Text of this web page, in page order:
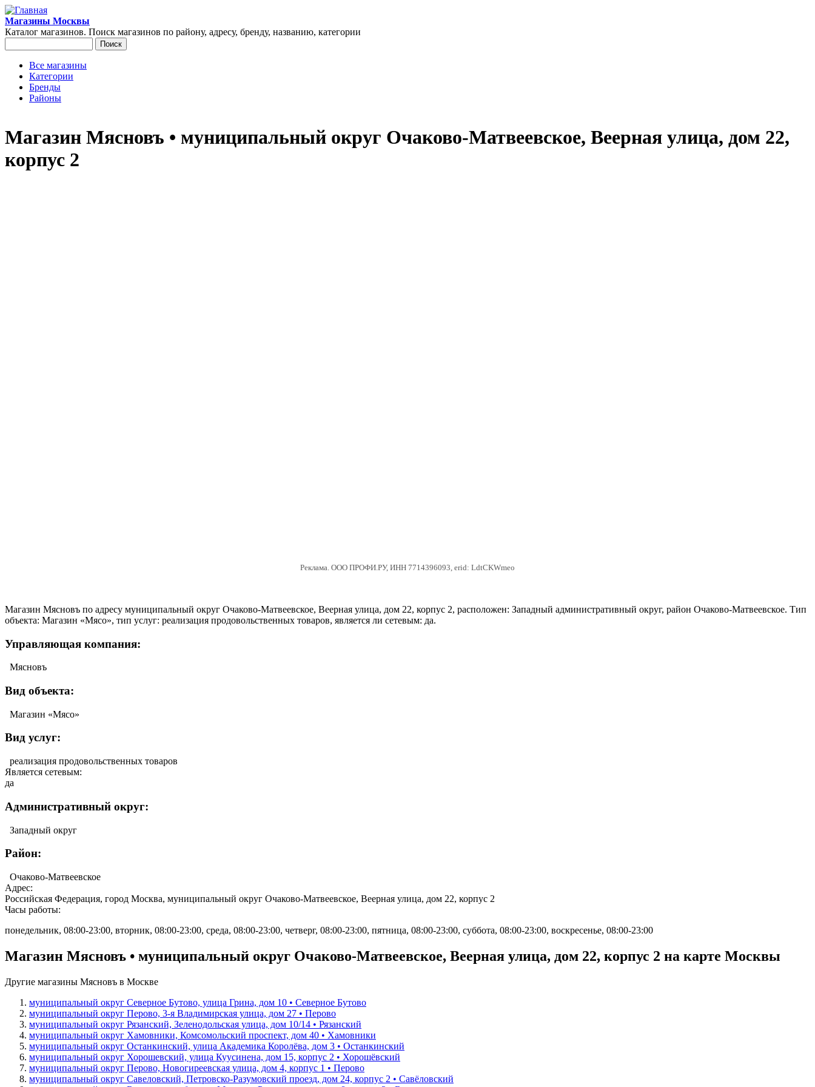
Перейти к основному содержанию
Магазины Москвы
Каталог магазинов. Поиск магазинов по району, адресу, бренду, названию, категории
Главное меню
Все магазины
Категории
Бренды
Районы
Магазин Мясновъ • муниципальный округ Очаково-Матвеевское, Веерная улица, дом 22,
корпус 2
Реклама. ООО ПРОФИ.РУ, ИНН 7714396093, erid: LdtCKWmeo
Магазин Мясновъ по адресу муниципальный округ Очаково-Матвеевское, Веерная улица, дом 22, корпус 2, расположен: Западный административный округ, район Очаково-Матвеевское. Тип
объекта: Магазин «Мясо», тип услуг: реализация продовольственных товаров, является ли сетевым: да.
Управляющая компания:
Мясновъ
Вид объекта:
Магазин «Мясо»
Вид услуг:
реализация продовольственных товаров
Является сетевым:
да
Административный округ:
Западный округ
Район:
Очаково-Матвеевское
Адрес:
Российская Федерация, город Москва, муниципальный округ Очаково-Матвеевское, Веерная улица, дом 22, корпус 2
Часы работы:
понедельник, 08:00-23:00, вторник, 08:00-23:00, среда, 08:00-23:00, четверг, 08:00-23:00, пятница, 08:00-23:00, суббота, 08:00-23:00, воскресенье, 08:00-23:00
Магазин Мясновъ • муниципальный округ Очаково-Матвеевское, Веерная улица, дом 22, корпус 2 на карте Москвы
Другие магазины Мясновъ в Москве
муниципальный округ Северное Бутово, улица Грина, дом 10 • Северное Бутово
муниципальный округ Перово, 3-я Владимирская улица, дом 27 • Перово
муниципальный округ Рязанский, Зеленодольская улица, дом 10/14 • Рязанский
муниципальный округ Хамовники, Комсомольский проспект, дом 40 • Хамовники
муниципальный округ Останкинский, улица Академика Королёва, дом 3 • Останкинский
муниципальный округ Хорошевский, улица Куусинена, дом 15, корпус 2 • Хорошёвский
муниципальный округ Перово, Новогиреевская улица, дом 4, корпус 1 • Перово
муниципальный округ Савеловский, Петровско-Разумовский проезд, дом 24, корпус 2 • Савёловский